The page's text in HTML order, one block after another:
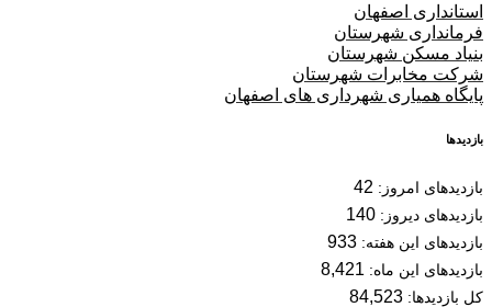
استانداری اصفهان
فرمانداری شهرستان
بنیاد مسکن شهرستان
شرکت مخابرات شهرستان
پایگاه همیاری شهرداری های اصفهان
بازدیدها
بازدیدهای امروز: 42
بازدیدهای دیروز: 140
بازدیدهای این هفته: 933
بازدیدهای این ماه: 8,421
کل بازدیدها: 84,523